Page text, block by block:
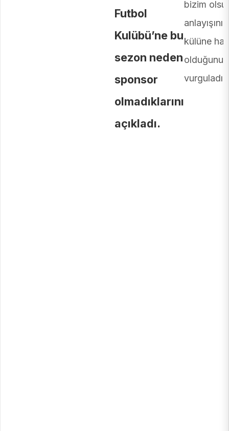
Futbol
Kulübü’ne bu
sezon neden
sponsor
olmadıklarını
açıkladı.
bizim
anlayışının
külüne
olduğunu
vurguladı.